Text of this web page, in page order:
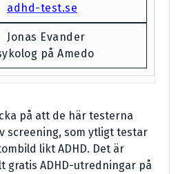
adhd-test.se
Jonas Evander
på Amedo
på att de här testerna
screening, som ytligt testar
likt ADHD. Det är
gratis ADHD-utredningar på